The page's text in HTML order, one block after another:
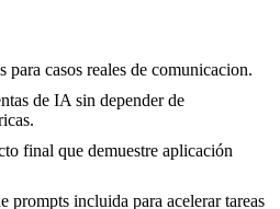
para casos reales de comunicacion.
de IA sin depender de
final que demuestre aplicación
prompts incluida para acelerar tareas